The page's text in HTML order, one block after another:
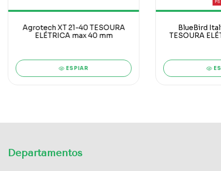
Agrotech XT 21-40 TESOURA
ELÉTRICA max 40 mm
ESPIAR
BlueBird
TESOURA
Departamentos